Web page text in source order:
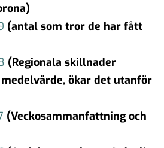
(antal som tror de har fått
(Regionala skillnader
ökar det utanför
(Veckosammanfattning och